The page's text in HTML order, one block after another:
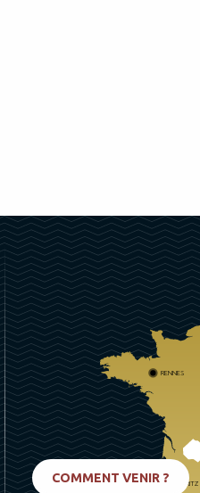
RENNES
BIARRITZ
COMMENT VENIR ?